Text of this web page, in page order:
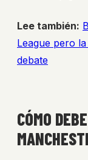
Lee también:
League pero
debate
CÓMO